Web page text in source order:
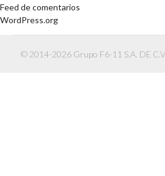
Feed de comentarios
WordPress.org
© 2014-2026 Grupo F6-11 S.A. DE